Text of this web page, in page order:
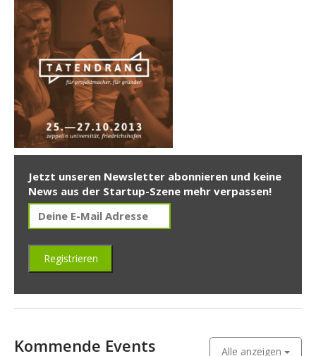
Jetzt unseren Newsletter abonnieren und keine
News aus der Startup-Szene mehr verpassen!
Kommende Events Alle anzeigen